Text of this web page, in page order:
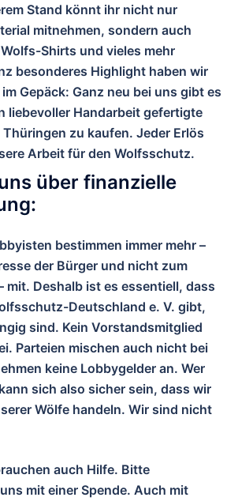
Stand könnt ihr nicht nur
mitnehmen, sondern auch
Shirts und vieles mehr
besonderes Highlight haben wir
Gepäck: Ganz neu bei uns gibt es
liebevoller Handarbeit gefertigte
zu kaufen. Jeder Erlös
Arbeit für den Wolfsschutz.
über finanzielle
bestimmen immer mehr –
der Bürger und nicht zum
mit. Deshalb ist es essentiell, dass
Deutschland e. V. gibt,
sind. Kein Vorstandsmitglied
Parteien mischen auch nicht bei
keine Lobbygelder an. Wer
sich also sicher sein, dass wir
Wölfe handeln. Wir sind nicht
auch Hilfe. Bitte
mit einer Spende. Auch mit